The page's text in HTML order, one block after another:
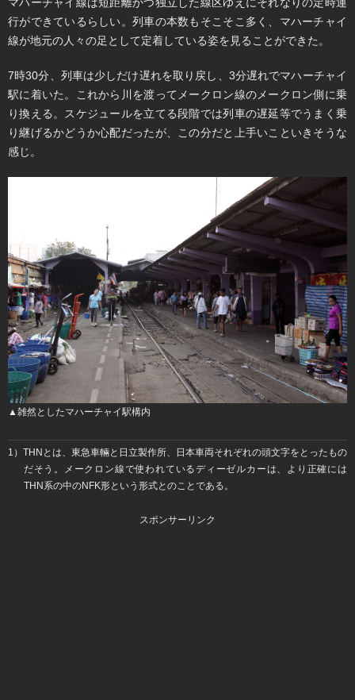
行ができているらしい。列車の本数もそこそこ多く、マハーチャイ
線が地元の人々の足として定着している姿を見ることができた。
7時30分、列車は少しだけ遅れを取り戻し、3分遅れでマハーチャイ
駅に着いた。これから川を渡ってメークロン線のメークロン側に乗
り換える。スケジュールを立てる段階では列車の遅延等でうまく乗
り継げるかどうか心配だったが、この分だと上手いこといきそうな
感じ。
▲雑然としたマハーチャイ駅構内
1）THNとは、東急車輛と日立製作所、日本車両それぞれの頭文字をとったもの
だそう。メークロン線で使われているディーゼルカーは、より正確には
THN系の中のNFK形という形式とのことである。
スポンサーリンク